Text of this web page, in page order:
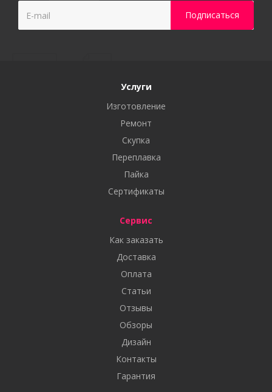
Услуги
Изготовление
Ремонт
Скупка
Переплавка
Пайка
Сертификаты
Сервис
Как заказать
Доставка
Оплата
Статьи
Отзывы
Обзоры
Дизайн
Контакты
Гарантия